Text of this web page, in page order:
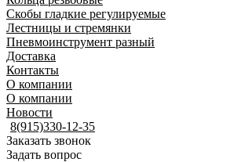
Скобы гладкие регулируемые
Лестницы и стремянки
Пневмоинструмент разный
Доставка
Контакты
О компании
О компании
Новости
8(915)330-12-35
Заказать звонок
Задать вопрос